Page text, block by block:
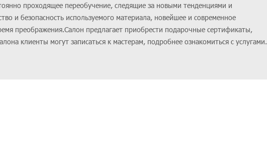
проходящее переобучение, следящие за новыми тенденциями и
и безопасность используемого материала, новейшее и современное
преображения.Салон предлагает приобрести подарочные сертификаты,
клиенты могут записаться к мастерам, подробнее ознакомиться с услугами.